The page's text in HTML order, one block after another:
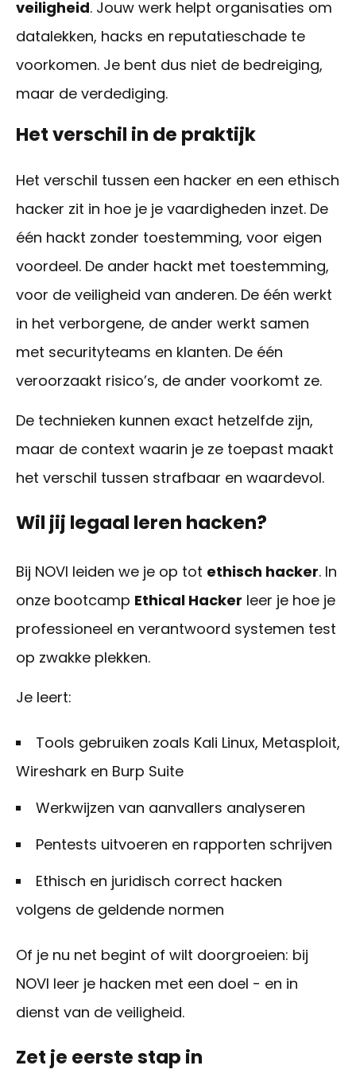
veiligheid. Jouw werk helpt organisaties om
datalekken, hacks en reputatieschade te
voorkomen. Je bent dus niet de bedreiging,
maar de verdediging.
Het verschil in de praktijk
Het verschil tussen een hacker en een ethisch
hacker zit in hoe je je vaardigheden inzet. De
één hackt zonder toestemming, voor eigen
voordeel. De ander hackt met toestemming,
voor de veiligheid van anderen. De één werkt
in het verborgene, de ander werkt samen
met securityteams en klanten. De één
veroorzaakt risico’s, de ander voorkomt ze.
De technieken kunnen exact hetzelfde zijn,
maar de context waarin je ze toepast maakt
het verschil tussen strafbaar en waardevol.
Wil jij legaal leren hacken?
Bij NOVI leiden we je op tot ethisch hacker. In
onze bootcamp Ethical Hacker leer je hoe je
professioneel en verantwoord systemen test
op zwakke plekken.
Je leert:
Tools gebruiken zoals Kali Linux, Metasploit,
Wireshark en Burp Suite
Werkwijzen van aanvallers analyseren
Pentests uitvoeren en rapporten schrijven
Ethisch en juridisch correct hacken
volgens de geldende normen
Of je nu net begint of wilt doorgroeien: bij
NOVI leer je hacken met een doel - en in
dienst van de veiligheid.
Zet je eerste stap in